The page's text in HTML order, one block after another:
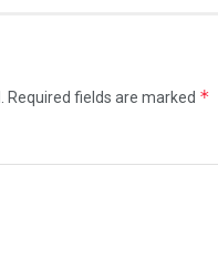
Required fields are marked *